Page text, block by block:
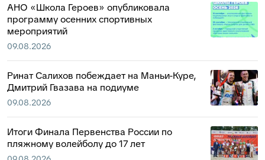
АНО «Школа Героев» опубликовала
программу осенних спортивных
мероприятий
09.08.2026
Ринат Салихов побеждает на Маньи-Куре,
Дмитрий Гвазава на подиуме
09.08.2026
Итоги Финала Первенства России по
пляжному волейболу до 17 лет